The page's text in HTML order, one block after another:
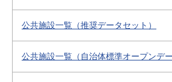
公共施設一覧（推奨データセット）
公共施設一覧（自治体標準オープンデー